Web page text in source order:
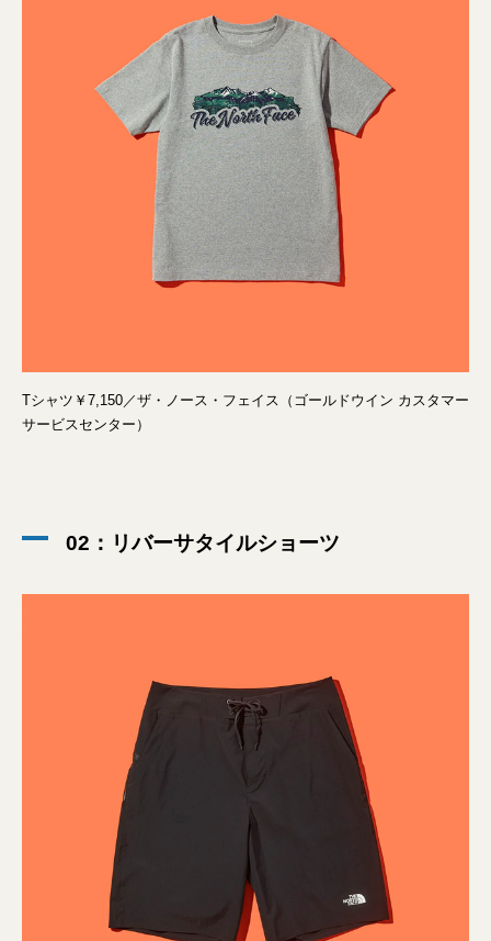
Tシャツ￥7,150／ザ・ノース・フェイス（ゴールドウイン カスタマー
サービスセンター）
02：リバーサタイルショーツ